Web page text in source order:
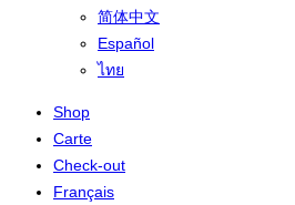
简体中文
Español
ไทย
Shop
Carte
Check-out
Français